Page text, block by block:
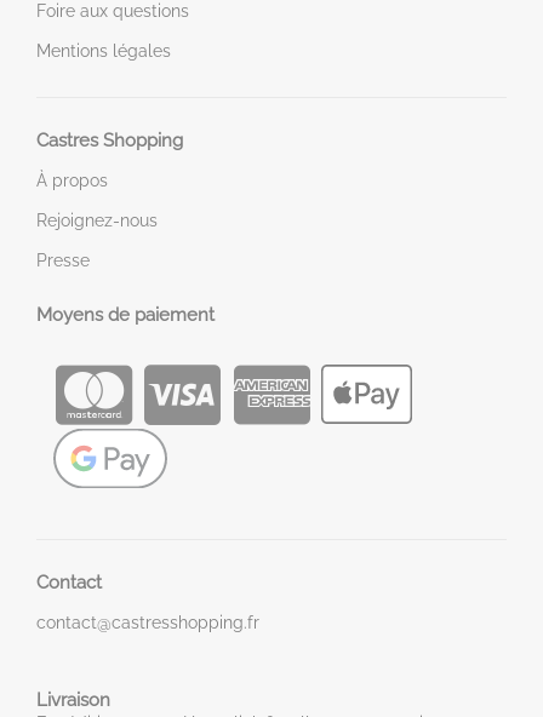
Foire aux questions
Mentions légales
Castres Shopping
À propos
Rejoignez-nous
Presse
Moyens de paiement
Contact
contact@castresshopping.fr
Livraison